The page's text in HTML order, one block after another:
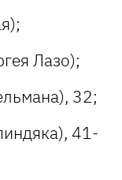
Лазо);
32;
41-